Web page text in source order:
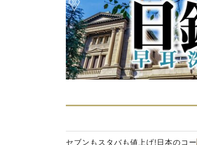
セブンもスタバも値上げ!日本のコー